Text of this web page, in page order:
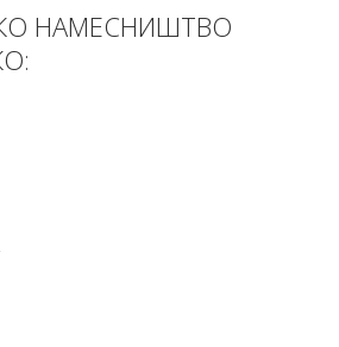
НАМЕСНИШТВО